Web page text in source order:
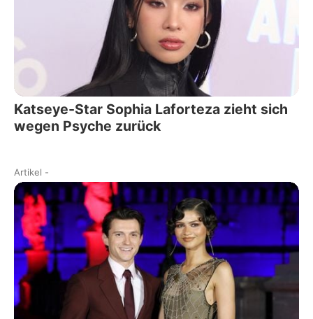
Katseye-Star Sophia Laforteza zieht sich
wegen Psyche zurück
Artikel -